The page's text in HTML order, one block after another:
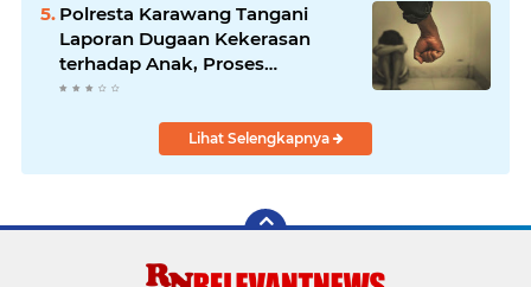
Polresta Karawang Tangani
Laporan Dugaan Kekerasan
terhadap Anak, Proses
Penyelidikan Dilakukan Satres
Lihat Selengkapnya